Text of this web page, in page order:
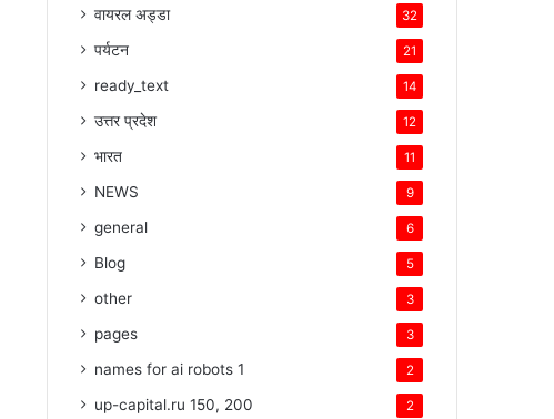
वायरल अड्डा 32
पर्यटन 21
ready_text 14
उत्तर प्रदेश 12
भारत 11
NEWS 9
general 6
Blog 5
other 3
pages 3
names for ai robots 1 2
up-capital.ru 150, 200 2